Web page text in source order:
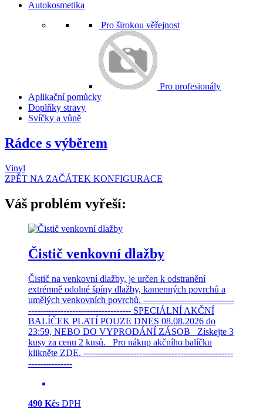
Autokosmetika
Pro širokou věřejnost
Pro profesionály
Aplikační pomůcky
Doplňky stravy
Svíčky a vůně
Rádce s výběrem
Vinyl
ZPĚT NA ZAČÁTEK KONFIGURACE
Váš problém vyřeší:
Čistič venkovní dlažby
Čistič na venkovní dlažby, je určen k odstranění
extrémně odolné špíny dlažby, kamenných povrchů a
umělých venkovních povrchů. -------------------------------
----------------------------------- SPECIÁLNÍ AKČNÍ
BALÍČEK PLATÍ POUZE DNES 08.08.2026 do
23:59, NEBO DO VYPRODÁNÍ ZÁSOB Získejte 3
kusy za cenu 2 kusů. Pro nákup akčního balíčku
klikněte ZDE. ---------------------------------------------------
---------------
490 Kčs DPH